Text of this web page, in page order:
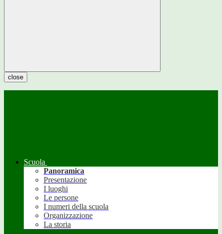
close
Scuola
Panoramica
Presentazione
I luoghi
Le persone
I numeri della scuola
Organizzazione
La storia